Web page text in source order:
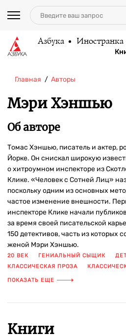
Азбука Иностранка
Главная Авторы
Мэри Хэншью
Об авторе
Томас Хэншью, писатель и актер,
Йорке. Он снискал широкую
о хитроумном инспекторе из
Клике. «Человек с Сотней Лиц»
поскольку одним из основных
частое изменение внешности.
инспекторе Клике начали
за время своей писательской
150 детективов, часть из которых
женой Мэри Хэншью.
20 ВЕК ГЕНИАЛЬНЫЙ СЫЩИК
КЛАССИЧЕСКАЯ ПРОЗА
ЛИТЕРАТУРА 20 ВЕКА
ПОКАЗАТЬ ЕЩЕ
Книги